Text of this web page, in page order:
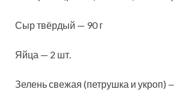
Сыр твёрдый — 90 г
Яйца — 2 шт.
Зелень свежая (петрушка и укроп)